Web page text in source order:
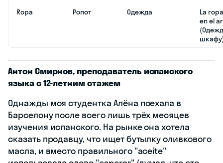
Ropa
Ропот Одежда
La
en el
Антон Смирнов, преподаватель испанского
языка с 12-летним стажем
Однажды моя студентка Алёна поехала в
Барселону после всего лишь трёх месяцев
изучения испанского. На рынке она хотела
сказать продавцу, что ищет бутылку оливкового
масла, и вместо правильного "aceite"